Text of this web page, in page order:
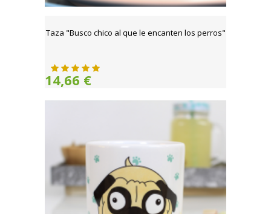
Taza "Busco chico al que le encanten los perros"
14,66 €